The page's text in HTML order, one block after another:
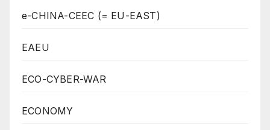
e-CHINA-CEEC (= EU-EAST)
EAEU
ECO-CYBER-WAR
ECONOMY